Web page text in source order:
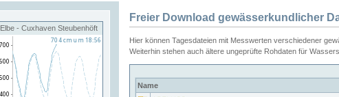
Elbe - Cuxhaven Steubenhöft
Freier Download gewässerkundlicher
Hier können Tagesdateien mit Messwerten verschiedener
Weiterhin stehen auch ältere ungeprüfte Rohdaten für
Name